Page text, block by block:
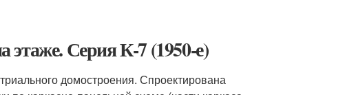
Серия К-7 (1950-е)
домостроения. Спроектирована